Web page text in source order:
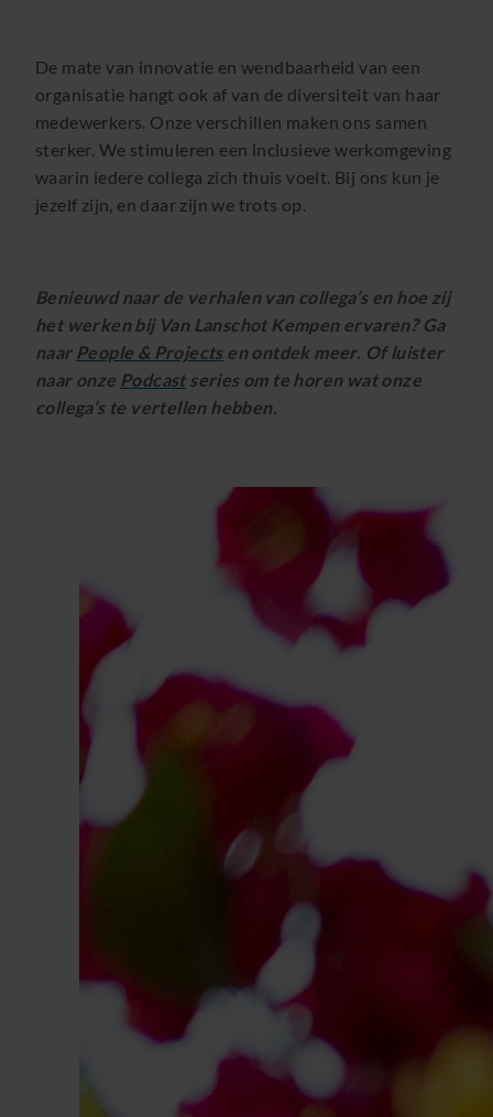
De mate van innovatie en wendbaarheid van een
organisatie hangt ook af van de diversiteit van haar
medewerkers. Onze verschillen maken ons samen
sterker. We stimuleren een inclusieve werkomgeving
waarin iedere collega zich thuis voelt. Bij ons kun je
jezelf zijn, en daar zijn we trots op.
Benieuwd naar de verhalen van collega’s en hoe zij
het werken bij Van Lanschot Kempen ervaren? Ga
naar People & Projectsen ontdek meer. Of luister
naar onze Podcastseries om te horen wat onze
collega’s te vertellen hebben.